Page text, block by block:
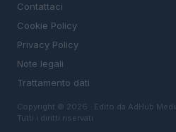
Contattaci
Cookie Policy
Privacy Policy
Note legali
Trattamento dati
Copyright © 2026 · Edito da AdHub
Tutti i diritti riservati